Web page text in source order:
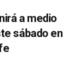
a medio
sábado en